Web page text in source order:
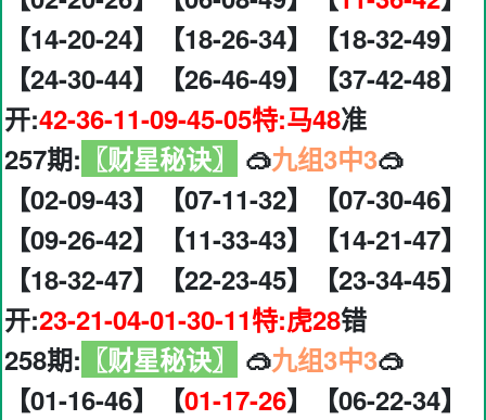
【14-20-24】【18-26-34】【18-32-49】
【24-30-44】【26-46-49】【37-42-48】
开:42-36-11-09-45-05特:马48准
257期: 〖财星秘诀〗 🥽九组3中3🥽
【02-09-43】【07-11-32】【07-30-46】
【09-26-42】【11-33-43】【14-21-47】
【18-32-47】【22-23-45】【23-34-45】
开:23-21-04-01-30-11特:虎28错
258期: 〖财星秘诀〗 🥽九组3中3🥽
【01-16-46】【01-17-26】【06-22-34】